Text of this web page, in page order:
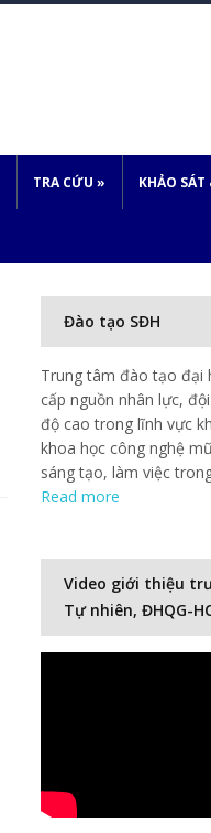
TRA CỨU » KHẢO
Đào tạo SĐH
Trung tâm đào tạo đại
cấp nguồn nhân lực,
độ cao trong lĩnh vực
khoa học công nghệ
sáng tạo, làm việc
Read more
Video giới thiệu
Tự nhiên, ĐHQG-